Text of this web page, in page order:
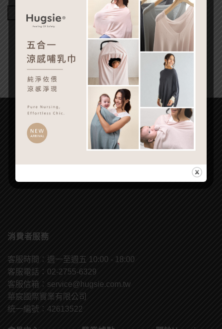
Continue reading
消費者服務
客服時間：週一至週五 10:00 - 18:00
客服電話：02-2755-6329
客服信箱： service@hugsie.com.tw
華宸國際實業有限公司
統一編號：42613522